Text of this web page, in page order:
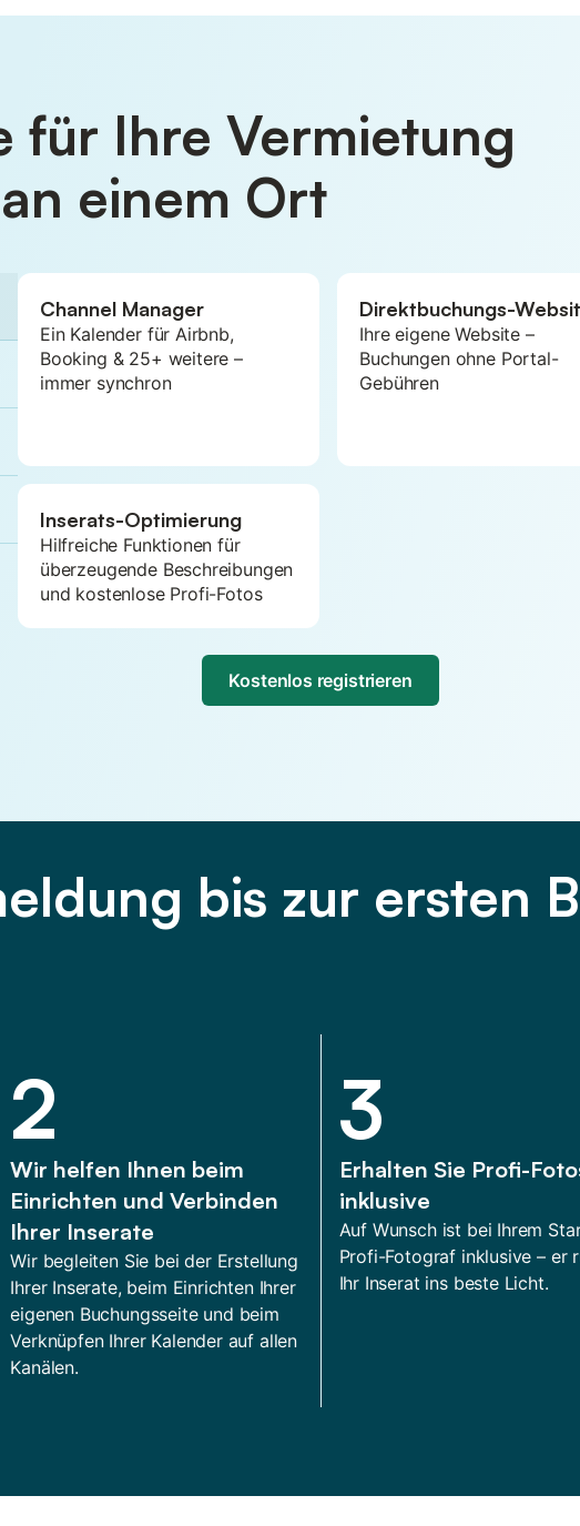
für Ihre Vermietung
einem Ort
Channel Manager
Ein Kalender für Airbnb,
Booking & 25+ weitere –
immer synchron
Direktbuchungs-
Ihre eigene Website –
Buchungen ohne Portal-
Gebühren
Inserats-Optimierung
Hilfreiche Funktionen für
überzeugende Beschreibungen
und kostenlose Profi-Fotos
Kostenlos registrieren
bis zur ersten
2
Wir helfen Ihnen beim
Einrichten und Verbinden
Ihrer Inserate
Wir begleiten Sie bei der Erstellung
Ihrer Inserate, beim Einrichten Ihrer
eigenen Buchungsseite und beim
Verknüpfen Ihrer Kalender auf allen
Kanälen.
3
Erhalten Sie Profi-
inklusive
Auf Wunsch ist bei Ihrem
Profi-Fotograf inklusive – er
Ihr Inserat ins beste Licht.